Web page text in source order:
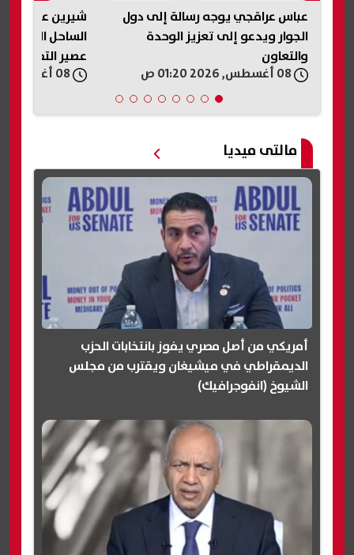
عباس عراقجي يوجه رسالة إلى دول
الجوار ويدعو إلى تعزيز الوحدة
والتعاون
شيرين عبد
الساحل
عصير التفاح
تانية؟»
مالتى ميديا
أمريكي من أصل مصري يفوز بانتخابات الحزب
الديمقراطي في ميشيغان ويقترب من مجلس
الشيوخ (انفوجرافيك)